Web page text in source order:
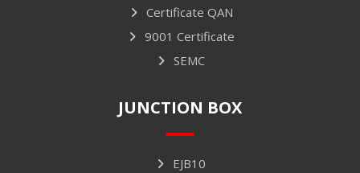
Certificate QAN
9001 Certificate
SEMC
JUNCTION BOX
EJB10